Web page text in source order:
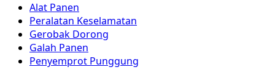
Alat Panen
Peralatan Keselamatan
Gerobak Dorong
Galah Panen
Penyemprot Punggung